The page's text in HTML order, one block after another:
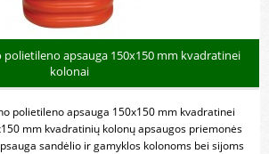
polietileno apsauga 150x150 mm kvadratinei
kolonai
polietileno apsauga 150x150 mm kvadratinei
mm kvadratinių kolonų apsaugos priemonės
sandėlio ir gamyklos kolonoms bei sijoms